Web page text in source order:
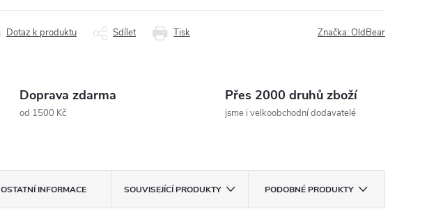
Tisk
Dotaz k produktu Sdílet Značka:OldBear
Doprava zdarma
od 1500 Kč
Přes 2000 druhů zboží
jsme i velkoobchodní dodavatelé
OSTATNÍ INFORMACE SOUVISEJÍCÍ PRODUKTY PODOBNÉ PRODUKTY